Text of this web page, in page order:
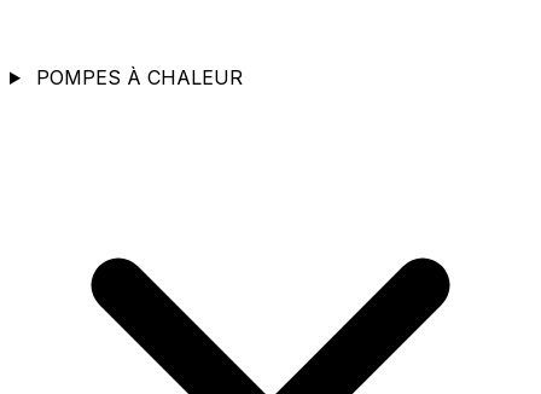
POMPES À CHALEUR